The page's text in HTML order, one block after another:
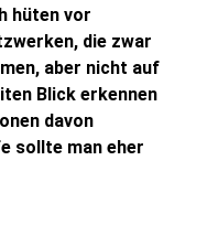
hüten vor
die zwar
aber nicht auf
Blick erkennen
davon
sollte man eher